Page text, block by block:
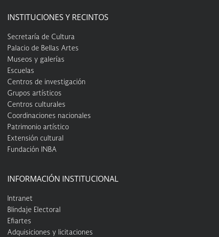
INSTITUCIONES Y RECINTOS
Secretaría de Cultura
Palacio de Bellas Artes
Museos y galerías
Escuelas
Centros de investigación
Grupos artísticos
Centros culturales
Coordinaciones nacionales
Patrimonio artístico
Extensión cultural
Fundación INBA
INFORMACIÓN INSTITUCIONAL
Intranet
Blindaje Electoral
Efiartes
Adquisiciones y licitaciones